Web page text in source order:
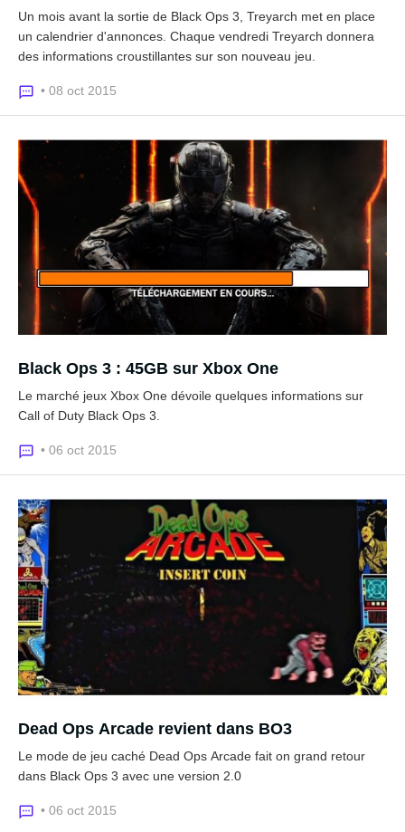
Un mois avant la sortie de Black Ops 3, Treyarch met en place
un calendrier d'annonces. Chaque vendredi Treyarch donnera
des informations croustillantes sur son nouveau jeu.
• 08 oct 2015
Black Ops 3 : 45GB sur Xbox One
Le marché jeux Xbox One dévoile quelques informations sur
Call of Duty Black Ops 3.
• 06 oct 2015
Dead Ops Arcade revient dans BO3
Le mode de jeu caché Dead Ops Arcade fait on grand retour
dans Black Ops 3 avec une version 2.0
• 06 oct 2015